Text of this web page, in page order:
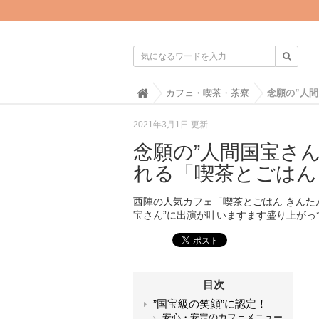
H
e
カフェ・喫茶・茶寮
2021年3月1日 更新
念願の”人間国宝さ
れる「喫茶とごは
西陣の人気カフェ「喫茶とごはん きん
宝さん”に出演が叶いますます盛り上がっ
目次
”国宝級の笑顔”に認定！
安心・安定のカフェメニュー